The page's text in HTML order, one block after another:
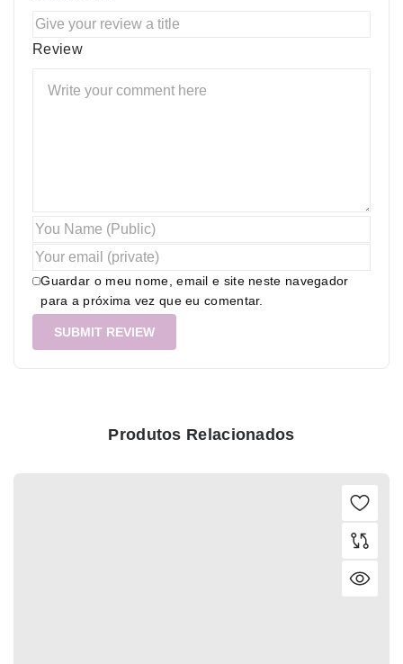
Review
Guardar o meu nome, email e site neste navegador
para a próxima vez que eu comentar.
Produtos Relacionados